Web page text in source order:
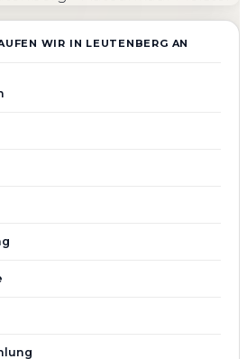
WIR IN LEUTENBERG AN